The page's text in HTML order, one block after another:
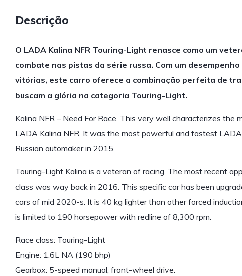
Descrição
O LADA Kalina NFR Touring-Light renasce como um
combate nas pistas da série russa. Com um
vitórias, este carro oferece a combinação perfeita de
buscam a glória na categoria Touring-Light.
Kalina NFR – Need For Race. This very well characterizes the
LADA Kalina NFR. It was the most powerful and fastest
Russian automaker in 2015.
Touring-Light Kalina is a veteran of racing. The most recent
class was way back in 2016. This specific car has been
cars of mid 2020-s. It is 40 kg lighter than other forced
is limited to 190 horsepower with redline of 8,300 rpm.
Race class: Touring-Light
Engine: 1.6L NA (190 bhp)
Gearbox: 5-speed manual, front-wheel drive.